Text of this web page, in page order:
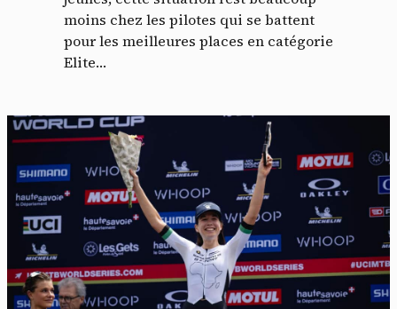
moins chez les pilotes qui se battent
pour les meilleures places en catégorie
Elite…